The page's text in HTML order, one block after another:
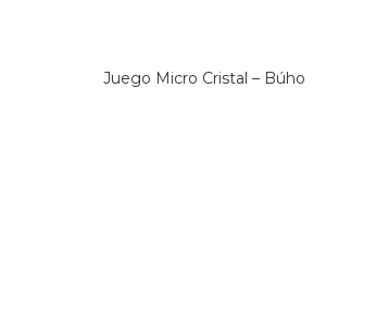
Juego Micro Cristal – Búho